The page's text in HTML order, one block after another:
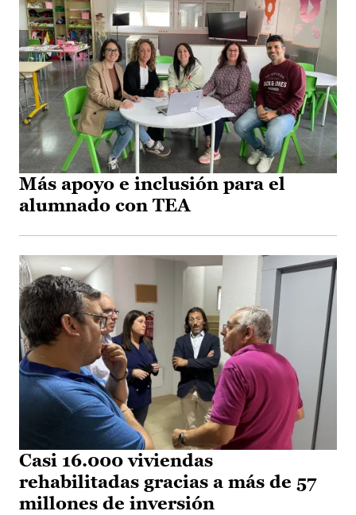
Más apoyo e inclusión para el
alumnado con TEA
Casi 16.000 viviendas
rehabilitadas gracias a más de 57
millones de inversión